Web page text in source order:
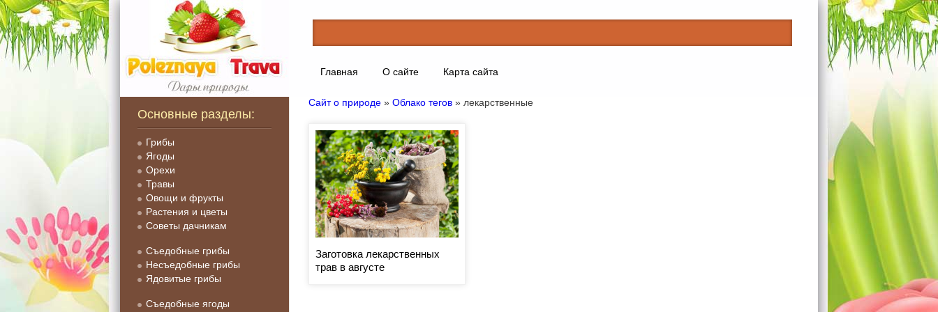
Главная О сайте Карта сайта
Основные разделы:
Грибы
Ягоды
Орехи
Травы
Овощи и фрукты
Растения и цветы
Советы дачникам
Съедобные грибы
Несъедобные грибы
Ядовитые грибы
Съедобные ягоды
Сайт о природе » Облако тегов » лекарственные
Заготовка лекарственных
трав в августе